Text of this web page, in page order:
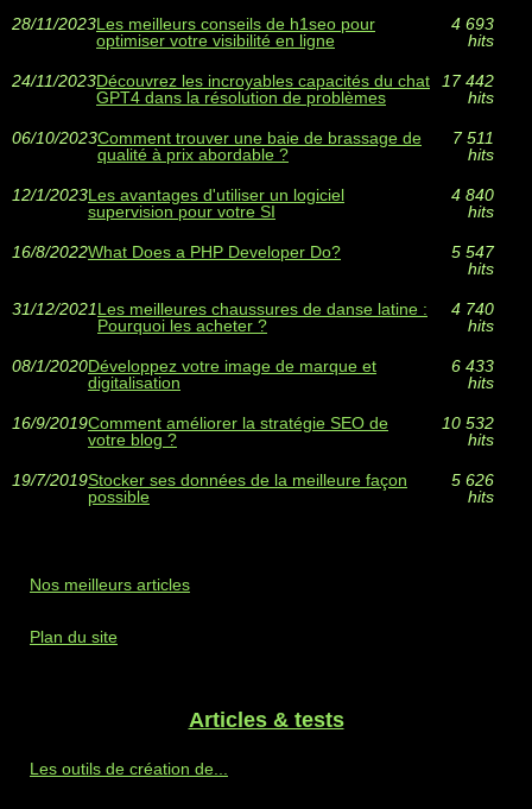
28/11/2023Les meilleurs conseils de h1seo pour
optimiser votre visibilité en ligne
4 693
hits
24/11/2023Découvrez les incroyables capacités du chat
GPT4 dans la résolution de problèmes
17 442
hits
06/10/2023Comment trouver une baie de brassage de
qualité à prix abordable ?
7 511
hits
12/1/2023Les avantages d'utiliser un logiciel
supervision pour votre SI
4 840
hits
16/8/2022What Does a PHP Developer Do?
5 547
hits
31/12/2021Les meilleures chaussures de danse latine :
Pourquoi les acheter ?
4 740
hits
08/1/2020Développez votre image de marque et
digitalisation
6 433
hits
16/9/2019Comment améliorer la stratégie SEO de
votre blog ?
10 532
hits
19/7/2019Stocker ses données de la meilleure façon
possible
5 626
hits
Nos meilleurs articles
Plan du site
Articles & tests
Les outils de création de...